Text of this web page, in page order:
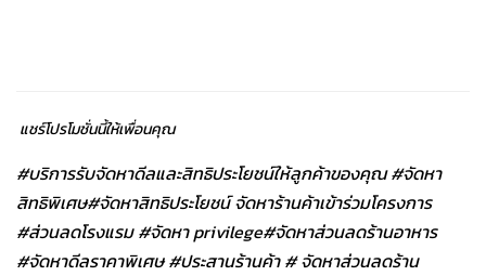
แชร์โปรโมชั่นนี้ให้เพื่อนคุณ
#บริการรับจัดหาดีลและสิทธิประโยชน์ให้ลูกค้าของคุณ #จัดหา
สิทธิพิเศษ#จัดหาสิทธิประโยชน์ จัดหาร้านค้าเข้าร่วมโครงการ
#ส่วนลดโรงแรม #จัดหา privilege#จัดหาส่วนลดร้านอาหาร
#จัดหาดีลราคาพิเศษ #ประสานร้านค้า # จัดหาส่วนลดร้าน